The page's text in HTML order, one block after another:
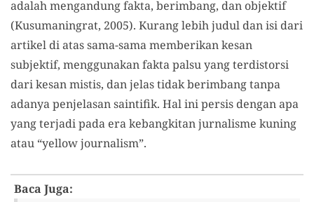
adalah mengandung fakta, berimbang, dan objektif
(Kusumaningrat, 2005). Kurang lebih judul dan isi dari
artikel di atas sama-sama memberikan kesan
subjektif, menggunakan fakta palsu yang terdistorsi
dari kesan mistis, dan jelas tidak berimbang tanpa
adanya penjelasan saintifik. Hal ini persis dengan apa
yang terjadi pada era kebangkitan jurnalisme kuning
atau “yellow journalism”.
Baca Juga: